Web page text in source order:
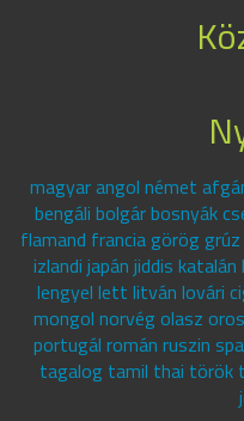
magyar angol német
bengáli bolgár bosnyák
flamand francia görög
izlandi japán jiddis
lengyel lett litván lovári
mongol norvég olasz
portugál román ruszin
tagalog tamil thai török